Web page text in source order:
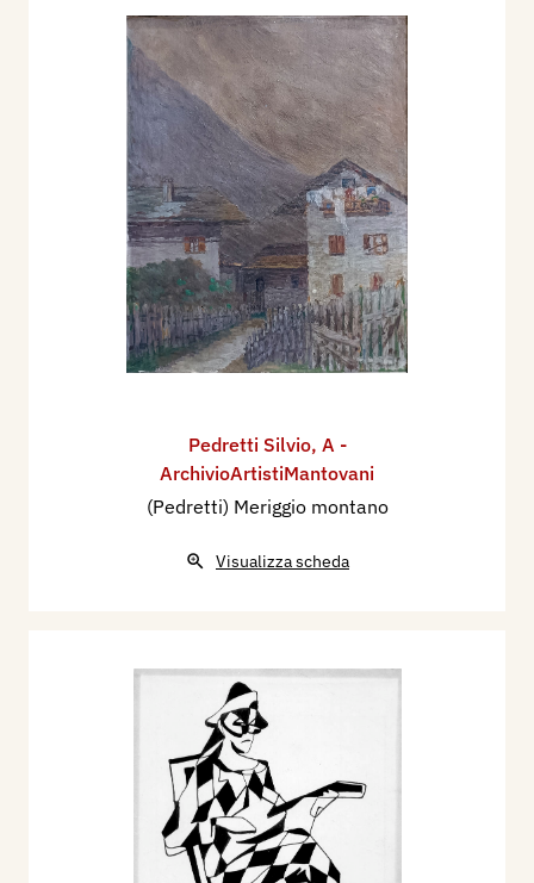
Pedretti Silvio, A -
ArchivioArtistiMantovani
(Pedretti) Meriggio montano
Visualizza scheda